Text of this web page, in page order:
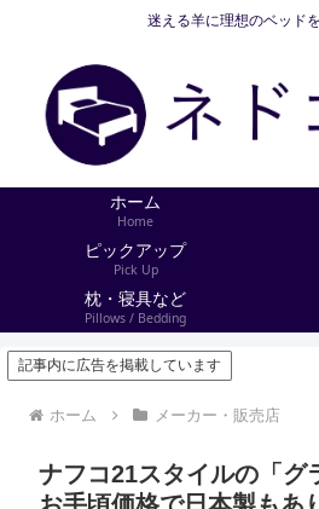
迷える羊に理想のベッド
ホーム
Home
ピックアップ
Pick Up
枕・寝具など
Pillows / Bedding
記事内に広告を掲載しています
ホーム メーカー・販売店
ナフコ21スタイルの「グ